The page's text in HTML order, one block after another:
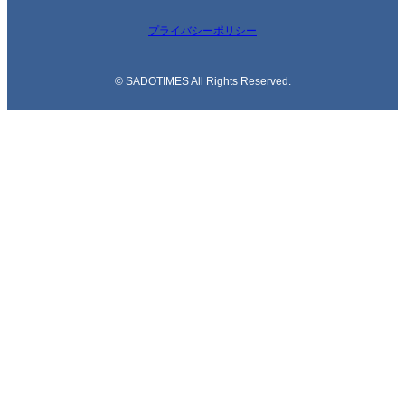
プライバシーポリシー
© SADOTIMES All Rights Reserved.